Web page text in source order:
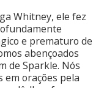
Whitney, ele fez
e prematuro de
abençoados
de Sparkle. Nós
em orações pela